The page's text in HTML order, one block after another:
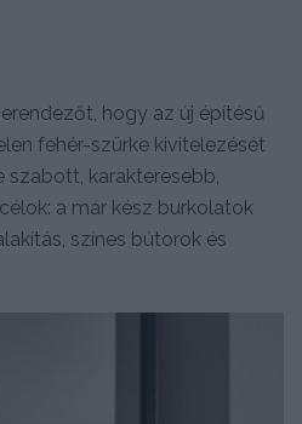
hogy az új építésű
fehér-szürke kivitelezését
szabott, karakteresebb,
a már kész burkolatok
színes bútorok és